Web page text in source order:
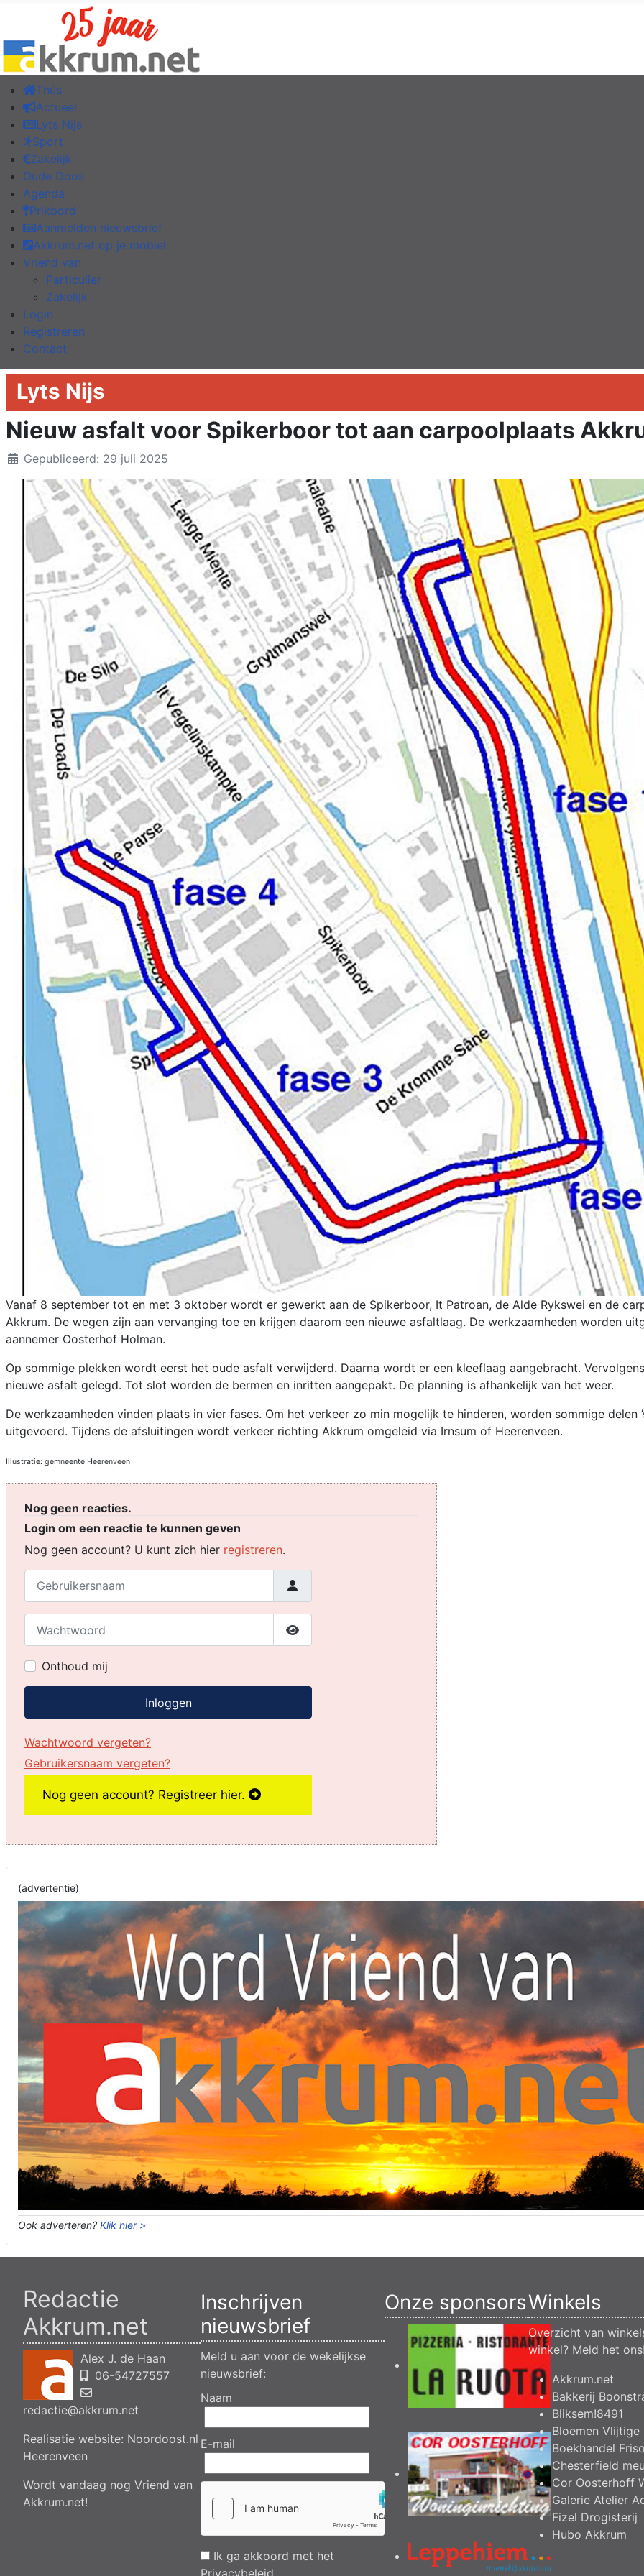
Thús
Actueel
Lyts Nijs
Sport
Zakelijk
Oude Doos
Agenda
Prikbord
Aanmelden nieuwsbrief
Akkrum.net op je mobiel
Vriend van
Particulier
Zakelijk
Login
Registreren
Contact
Lyts Nijs
Nieuw asfalt voor Spikerboor tot aan carpoolplaats
DetailsGepubliceerd: 29 juli 2025
Vanaf 8 september tot en met 3 oktober wordt er gewerkt aan de Spikerboor, It Patroan, de Alde Rykswei en de
Akkrum. De wegen zijn aan vervanging toe en krijgen daarom een nieuwe asfaltlaag. De werkzaamheden worden
aannemer Oosterhof Holman.
Op sommige plekken wordt eerst het oude asfalt verwijderd. Daarna wordt er een kleeflaag aangebracht.
nieuwe asfalt gelegd. Tot slot worden de bermen en inritten aangepakt. De planning is afhankelijk van het weer.
De werkzaamheden vinden plaats in vier fases. Om het verkeer zo min mogelijk te hinderen, worden sommige delen
uitgevoerd. Tijdens de afsluitingen wordt verkeer richting Akkrum omgeleid via Irnsum of Heerenveen.
Illustratie: gemneente Heerenveen
Nog geen reacties.
Login om een reactie te kunnen geven
Nog geen account? U kunt zich hier registreren.
Toon wachtwoord
Onthoud mij
Inloggen
Wachtwoord vergeten?
Gebruikersnaam vergeten?
Nog geen account? Registreer hier.
(advertentie)
Ook adverteren? Klik hier >
Redactie
Akkrum.net
Alex J. de Haan
06-54727557
redactie@akkrum.net
Realisatie website: Noordoost.nl
Heerenveen
Wordt vandaag nog Vriend van
Akkrum.net!
Inschrijven
nieuwsbrief
Meld u aan voor de wekelijkse
nieuwsbrief:
Naam
E-mail
Ik ga akkoord met het
Privacybeleid
Onze sponsorsWinkels
Overzicht van
winkel? Meld het ons!
Akkrum.net
Bakkerij
Bliksem!8491
Bloemen Vlijtige
Boekhandel Friso
Chesterfield
Cor Oosterhoff
Galerie Atelier
Fizel Drogisterij
Hubo Akkrum